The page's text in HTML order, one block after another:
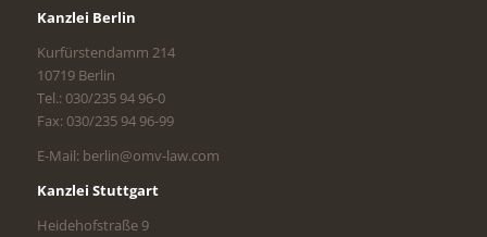
Kanzlei Berlin
Kurfürstendamm 214
10719 Berlin
Tel.: 030/235 94 96-0
Fax: 030/235 94 96-99
E-Mail: berlin@omv-law.com
Kanzlei Stuttgart
Heidehofstraße 9